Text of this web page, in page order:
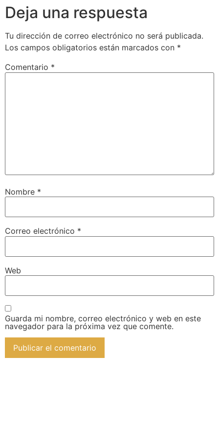
Deja una respuesta
Tu dirección de correo electrónico no será publicada.
Los campos obligatorios están marcados con *
Comentario *
Nombre *
Correo electrónico *
Web
Guarda mi nombre, correo electrónico y web en este
navegador para la próxima vez que comente.